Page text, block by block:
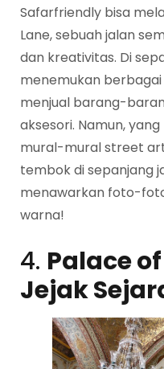
Safarfriendly bisa
Lane, sebuah jalan
dan kreativitas. Di
menemukan
menjual barang-
aksesori. Namun,
mural-mural street
tembok di sepanjang
menawarkan foto-
warna!
4. Palace
Jejak